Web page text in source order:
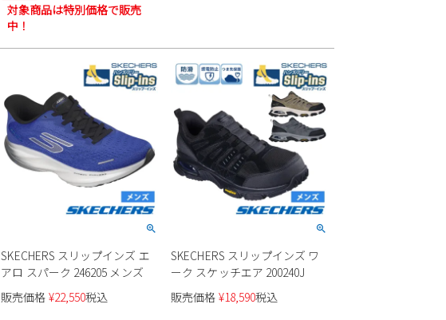
対象商品は特別価格で販売
中！
SKECHERS スリップインズ エ
アロ スパーク 246205 メンズ
販売価格 ¥22,550税込
SKECHERS スリップインズ ワ
ーク スケッチエア 200240J
販売価格 ¥18,590税込